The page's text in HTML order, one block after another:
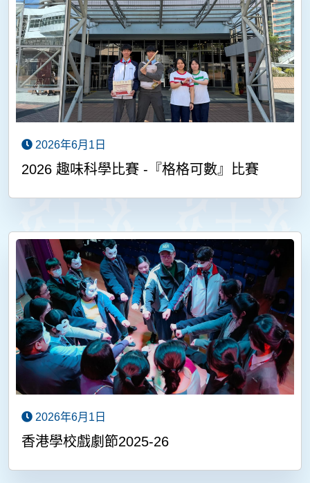
2026年6月1日
2026 趣味科學比賽 -『格格可數』比賽
2026年6月1日
香港學校戲劇節2025-26